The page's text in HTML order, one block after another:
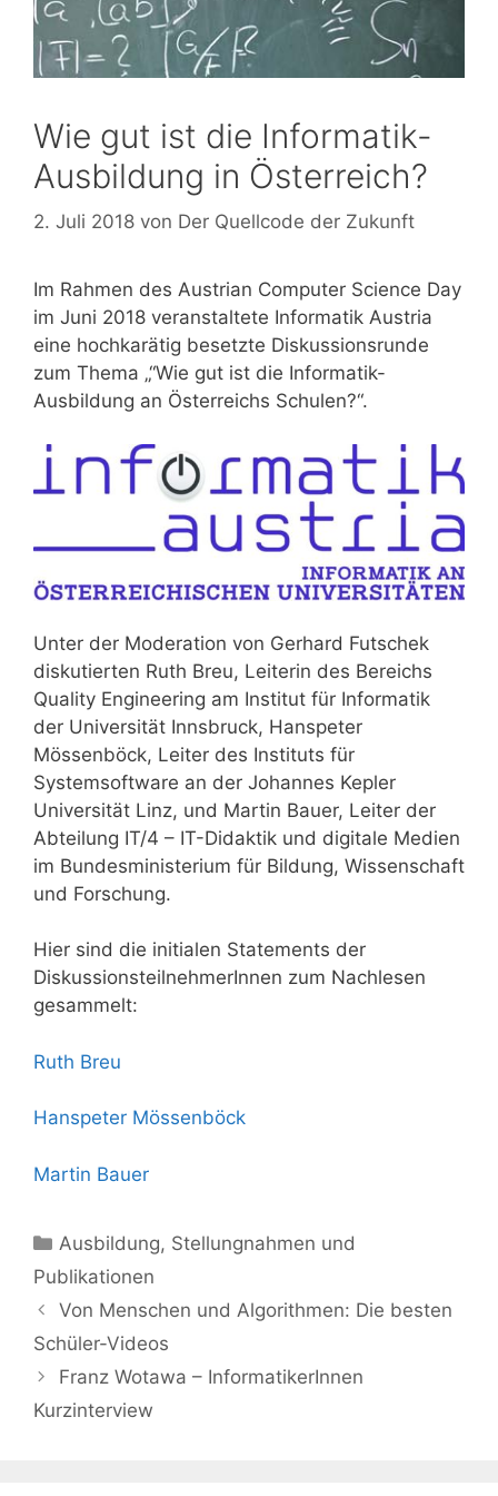
Wie gut ist die Informatik-
Ausbildung in Österreich?
2. Juli 2018 von Der Quellcode der Zukunft
Im Rahmen des Austrian Computer Science Day
im Juni 2018 veranstaltete Informatik Austria
eine hochkarätig besetzte Diskussionsrunde
zum Thema „“Wie gut ist die Informatik-
Ausbildung an Österreichs Schulen?“.
Unter der Moderation von Gerhard Futschek
diskutierten Ruth Breu, Leiterin des Bereichs
Quality Engineering am Institut für Informatik
der Universität Innsbruck, Hanspeter
Mössenböck, Leiter des Instituts für
Systemsoftware an der Johannes Kepler
Universität Linz, und Martin Bauer, Leiter der
Abteilung IT/4 – IT-Didaktik und digitale Medien
im Bundesministerium für Bildung, Wissenschaft
und Forschung.
Hier sind die initialen Statements der
DiskussionsteilnehmerInnen zum Nachlesen
gesammelt:
Ruth Breu
Hanspeter Mössenböck
Martin Bauer
Kategorien
Ausbildung, Stellungnahmen und
Publikationen
Beitrags-
Navigation
Von Menschen und Algorithmen: Die besten
Schüler-Videos
Franz Wotawa – InformatikerInnen
Kurzinterview